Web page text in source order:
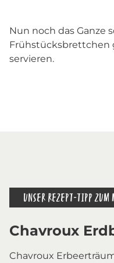
Nun noch das Ganze
Frühstücksbrettchen
servieren.
UNSER REZEPT-TIPP ZUM
Chavroux
Chavroux